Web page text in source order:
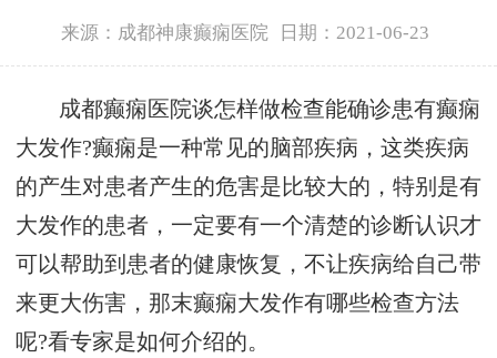
来源：成都神康癫痫医院 日期：2021-06-23
成都癫痫医院谈怎样做检查能确诊患有癫痫
大发作?癫痫是一种常见的脑部疾病，这类疾病
的产生对患者产生的危害是比较大的，特别是有
大发作的患者，一定要有一个清楚的诊断认识才
可以帮助到患者的健康恢复，不让疾病给自己带
来更大伤害，那末癫痫大发作有哪些检查方法
呢?看专家是如何介绍的。